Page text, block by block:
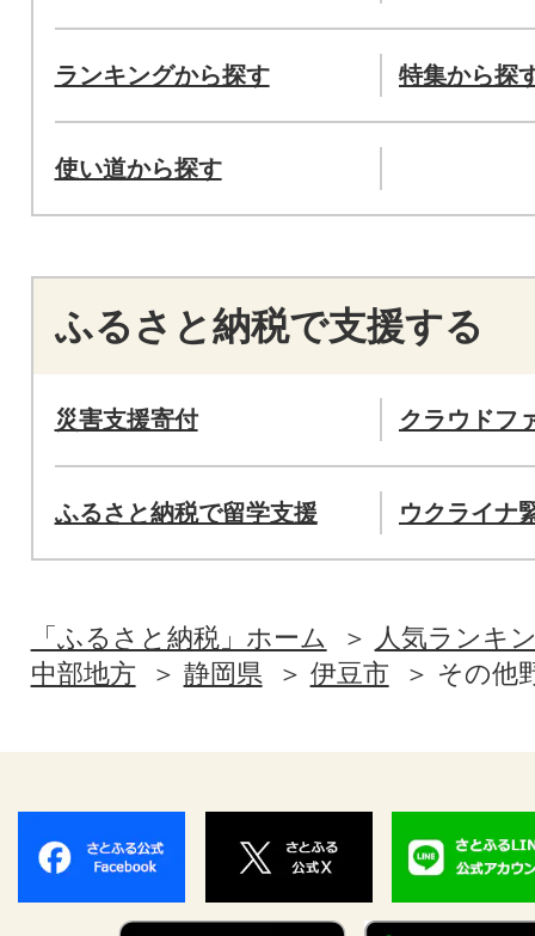
ランキングから探す 特集から探
使い道から探す
ふるさと納税で支援する
災害支援寄付 クラウドフ
ふるさと納税で留学支援 ウクライナ
「ふるさと納税」ホーム
人気ランキ
中部地方
静岡県 伊豆市 その他